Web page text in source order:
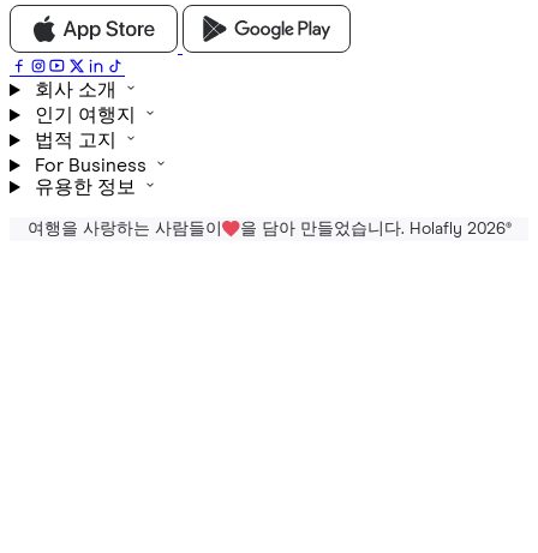
회사 소개
인기 여행지
법적 고지
For Business
유용한 정보
여행을 사랑하는 사람들이 을 담아 만들었습니다. Holafly 2026®